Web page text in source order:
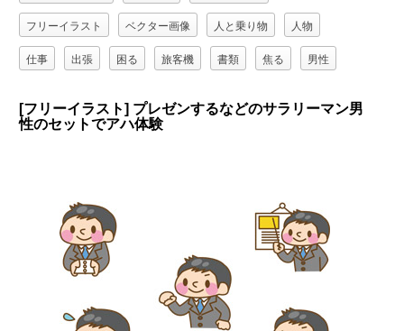
フリーイラスト ベクター画像 人と乗り物 人物
仕事 出張 困る 旅客機 書類 焦る 男性
[フリーイラスト] プレゼンするなどのサラリーマン男
性のセットでアハ体験